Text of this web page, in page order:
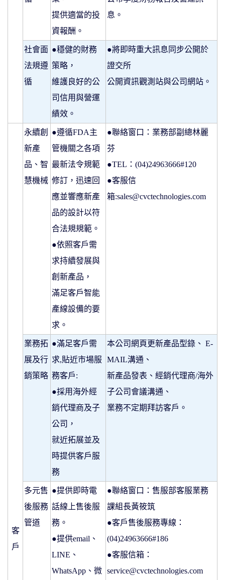
提供適當的投
資報酬。
息。
社會面
法規遵
循
●穩健的財務
策略，
維護良好的公
司信用與營運
績效。
●將即時重大訊息同步公開於
證交所
公開資訊觀測站與公司網站。
客
戶
永續創
新產
品、智
慧機械
●遵循FDA主
管機關之各項
最新法令規範
修訂，迅速回
應並響應新產
品的設計以符
合法規規範。
●依照客戶需
求持續發展與
創新產品，
滿足客戶智能
產線設備的要
求。
●聯絡窗口：業務部副總林麗
芬
●TEL：(04)24963666#120
●客服信
箱:sales@cvctechnologies.com
業務拓
展及行
銷策略
●滿足客戶需
求,貼近市場服
務客戶:
●採用海外經
銷代理商及子
公司，
就近拓展並及
時提供客戶服
務
本公司網頁更新產品型錄、 E-
MAIL溝通、
新產品發表、經銷代理商/海外
子公司會議溝通、
業務不定期拜訪客戶。
多元售
後服務
管道
●提供即時電
話線上售後服
務。
●提供email、
LINE、
WhatsApp、微
●聯絡窗口：售服部客服業務
課組長黃筱筑
●客戶售後服務專線：
(04)24963666#186
●客服信箱：
service@cvctechnologies.com